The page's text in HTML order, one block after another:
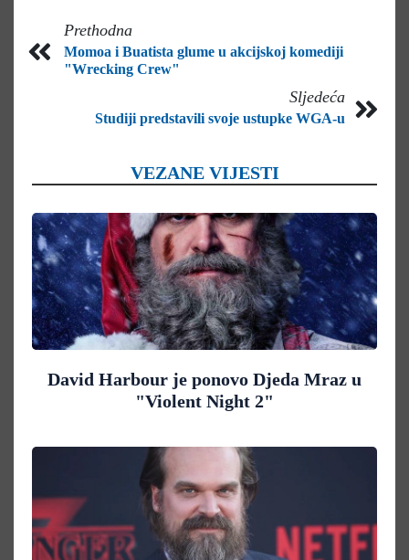
Prethodna
Momoa i Buatista glume u akcijskoj komediji
"Wrecking Crew"
Sljedeća
Studiji predstavili svoje ustupke WGA-u
VEZANE VIJESTI
David Harbour je ponovo Djeda Mraz u
"Violent Night 2"